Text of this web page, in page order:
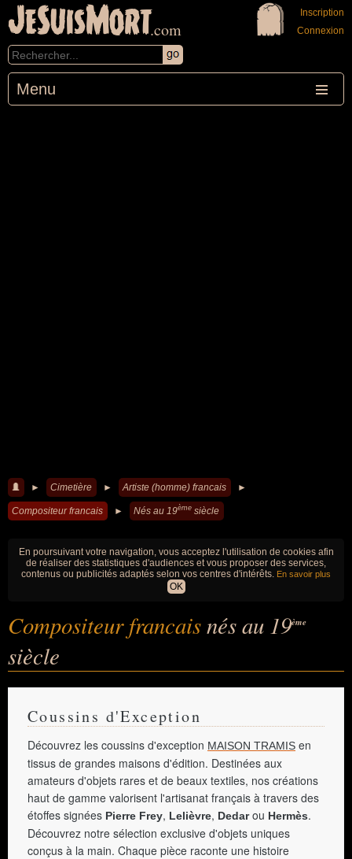
JeSuisMort.com
Menu
Inscription
Connexion
► Cimetière ► Artiste (homme) francais ►
Compositeur francais ► Nés au 19ème siècle
En poursuivant votre navigation, vous acceptez l'utilisation de cookies afin
de réaliser des statistiques d'audiences et vous proposer des services,
contenus ou publicités adaptés selon vos centres d'intérêts. En savoir plus
OK
Compositeur francaisnés au 19ème
siècle
Coussins d'Exception
Découvrez les coussins d'exception MAISON TRAMIS en
tissus de grandes maisons d'édition. Destinées aux
amateurs d'objets rares et de beaux textiles, nos créations
haut de gamme valorisent l'artisanat français à travers des
étoffes signées Pierre Frey, Lelièvre, Dedarou Hermès.
Découvrez notre sélection exclusive d'objets uniques
conçus à la main. Chaque pièce raconte une histoire